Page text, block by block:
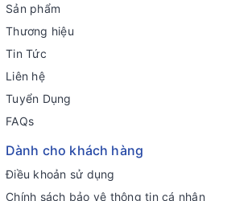
Sản phẩm
Thương hiệu
Tin Tức
Liên hệ
Tuyển Dụng
FAQs
Dành cho khách hàng
Điều khoản sử dụng
Chính sách bảo vệ thông tin cá nhân